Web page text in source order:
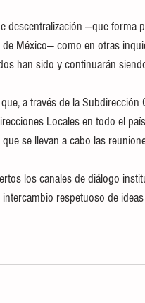
de descentralización —que
México— como en otras
han sido y continuarán
que, a través de la
Locales en todo el
se llevan a cabo las
los canales de diálogo
respetuoso de